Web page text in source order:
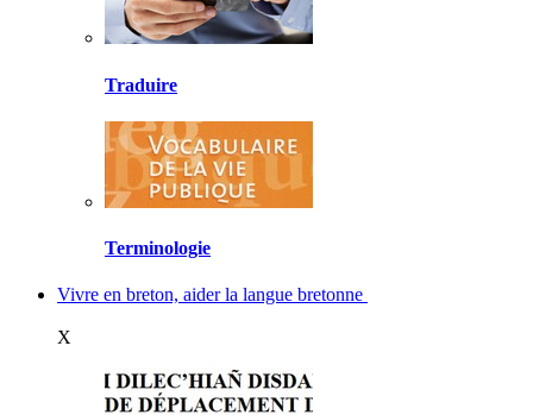
Traduire
Terminologie
Vivre en breton, aider la langue bretonne
X